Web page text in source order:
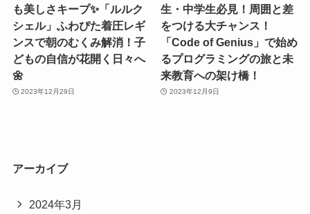
も美しさキープ✨「ルルク
シェル」ふわぴた着圧レギ
ンスで朝のむくみ解消！子
どもの自信が花開く日々へ
🌼
2023年12月29日
生・中学生必見！周囲と差
をつける大チャンス！
「Code of Genius」で始め
るプログラミングの旅と未
来教育への架け橋！
2023年12月9日
アーカイブ
2024年3月